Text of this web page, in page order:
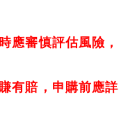
應審慎評估風險，
有賠，申購前應詳